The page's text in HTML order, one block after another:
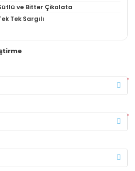
ve Bitter Çikolata
Tek Sargılı
*
*